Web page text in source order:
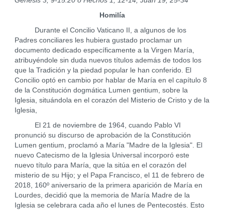
Homilía
Durante el Concilio Vaticano II, a algunos de los
Padres conciliares les hubiera gustado proclamar un
documento dedicado específicamente a la Virgen María,
atribuyéndole sin duda nuevos títulos además de todos los
que la Tradición y la piedad popular le han conferido. El
Concilio optó en cambio por hablar de María en el capítulo 8
de la Constitución dogmática Lumen gentium, sobre la
Iglesia, situándola en el corazón del Misterio de Cristo y de la
Iglesia,
El 21 de noviembre de 1964, cuando Pablo VI
pronunció su discurso de aprobación de la Constitución
Lumen gentium, proclamó a María "Madre de la Iglesia". El
nuevo Catecismo de la Iglesia Universal incorporó este
nuevo título para María, que la sitúa en el corazón del
misterio de su Hijo; y el Papa Francisco, el 11 de febrero de
2018, 160º aniversario de la primera aparición de María en
Lourdes, decidió que la memoria de María Madre de la
Iglesia se celebrara cada año el lunes de Pentecostés. Esto